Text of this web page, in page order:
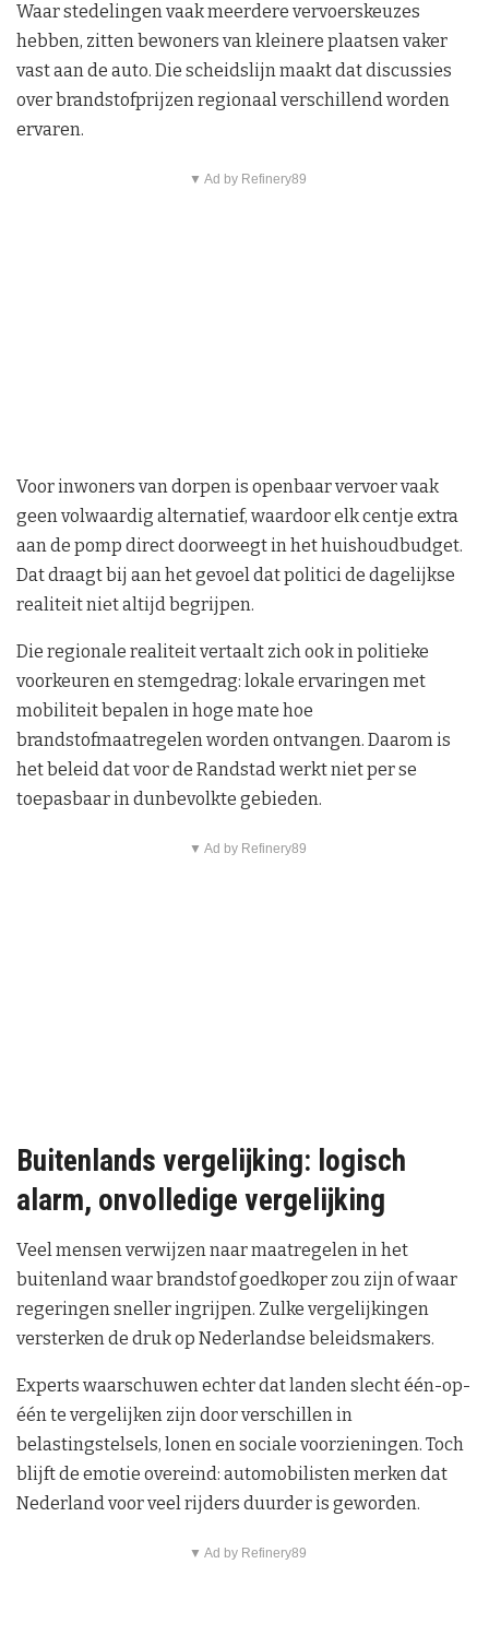
Waar stedelingen vaak meerdere vervoerskeuzes
hebben, zitten bewoners van kleinere plaatsen vaker
vast aan de auto. Die scheidslijn maakt dat discussies
over brandstofprijzen regionaal verschillend worden
ervaren.
▼ Ad by Refinery89
Voor inwoners van dorpen is openbaar vervoer vaak
geen volwaardig alternatief, waardoor elk centje extra
aan de pomp direct doorweegt in het huishoudbudget.
Dat draagt bij aan het gevoel dat politici de dagelijkse
realiteit niet altijd begrijpen.
Die regionale realiteit vertaalt zich ook in politieke
voorkeuren en stemgedrag: lokale ervaringen met
mobiliteit bepalen in hoge mate hoe
brandstofmaatregelen worden ontvangen. Daarom is
het beleid dat voor de Randstad werkt niet per se
toepasbaar in dunbevolkte gebieden.
▼ Ad by Refinery89
Buitenlands vergelijking: logisch
alarm, onvolledige vergelijking
Veel mensen verwijzen naar maatregelen in het
buitenland waar brandstof goedkoper zou zijn of waar
regeringen sneller ingrijpen. Zulke vergelijkingen
versterken de druk op Nederlandse beleidsmakers.
Experts waarschuwen echter dat landen slecht één-op-
één te vergelijken zijn door verschillen in
belastingstelsels, lonen en sociale voorzieningen. Toch
blijft de emotie overeind: automobilisten merken dat
Nederland voor veel rijders duurder is geworden.
▼ Ad by Refinery89